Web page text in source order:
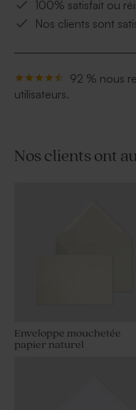
100% satisfait ou
Nos clients sont
92 % nous
utilisateurs.
Nos clients ont
Enveloppe mouchetée
papier naturel